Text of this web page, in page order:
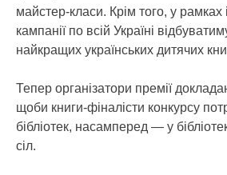
майстер-класи. Крім того, у рамках
кампанії по всій Україні
найкращих українських дитячих
Тепер організатори премії
щоби книги-фіналісти конкурсу
бібліотек, насамперед — у
сіл.